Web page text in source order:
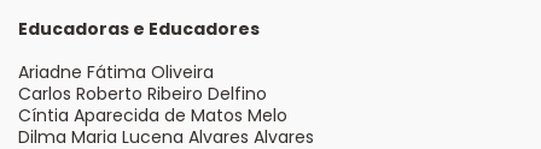
Educadoras e Educadores
Ariadne Fátima Oliveira
Carlos Roberto Ribeiro Delfino
Cíntia Aparecida de Matos Melo
Dilma Maria Lucena Alvares Alvares